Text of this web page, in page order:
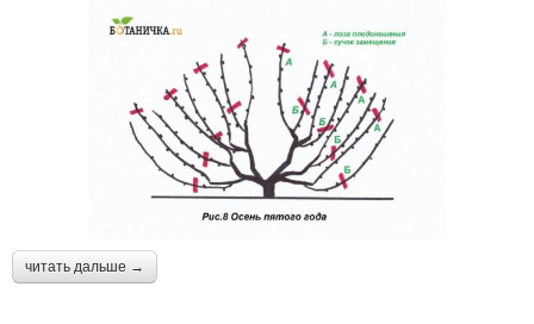
читать дальше →